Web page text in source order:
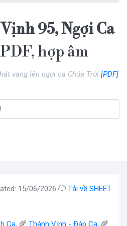
95, Ngợi Ca
hợp âm
vang lên ngợi ca Chúa Trời [PDF]
15/06/2026
Tải về SHEET
Ca, 🌾 Thánh Vịnh - Đáp Ca, 🌾